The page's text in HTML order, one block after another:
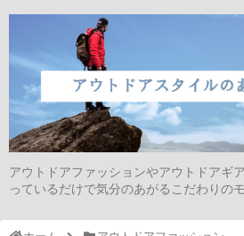
アウトドアファッションやアウトドアギ
っているだけで気分のあがるこだわりの